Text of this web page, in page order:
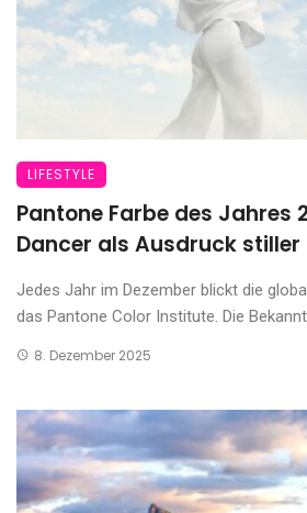
LIFESTYLE
Pantone Farbe des Jahres
Dancer als Ausdruck
Jedes Jahr im Dezember blickt die
das Pantone Color Institute. Die
8. Dezember 2025